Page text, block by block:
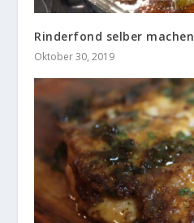
Rinderfond selber machen
Oktober 30, 2019